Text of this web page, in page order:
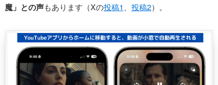
魔」との声もあります（Xの投稿1 、 投稿2）。